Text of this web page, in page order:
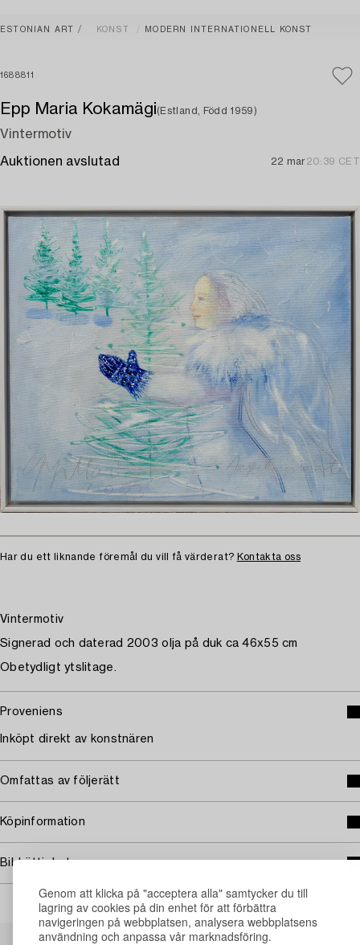
Genom att klicka på "acceptera alla" samtycker du till
lagring av cookies på din enhet för att förbättra
navigeringen på webbplatsen, analysera webbplatsens
användning och anpassa vår marknadsföring.
ESTONIAN ART KONST MODERN INTERNATIONELL KONST
1688811
Epp Maria Kokamägi(Estland, Född 1959)
Vintermotiv
Auktionen avslutad 22 mar20:39 CET
Har du ett liknande föremål du vill få värderat? Kontakta oss
Vintermotiv
Signerad och daterad 2003 olja på duk ca 46x55 cm
Obetydligt ytslitage.
Proveniens
Inköpt direkt av konstnären
Omfattas av följerätt
Köpinformation
Bildrättigheter
Andra har även tittat på